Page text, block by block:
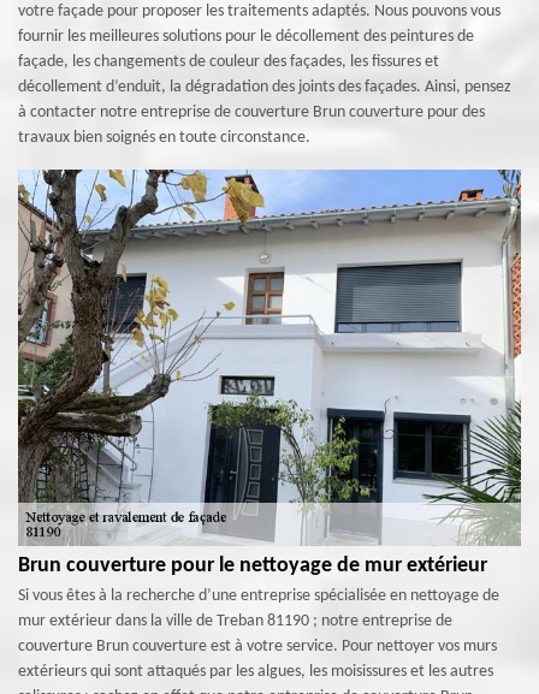
votre façade pour proposer les traitements adaptés. Nous pouvons vous
fournir les meilleures solutions pour le décollement des peintures de
façade, les changements de couleur des façades, les fissures et
décollement d’enduit, la dégradation des joints des façades. Ainsi, pensez
à contacter notre entreprise de couverture Brun couverture pour des
travaux bien soignés en toute circonstance.
Brun couverture pour le nettoyage de mur extérieur
Si vous êtes à la recherche d’une entreprise spécialisée en nettoyage de
mur extérieur dans la ville de Treban 81190 ; notre entreprise de
couverture Brun couverture est à votre service. Pour nettoyer vos murs
extérieurs qui sont attaqués par les algues, les moisissures et les autres